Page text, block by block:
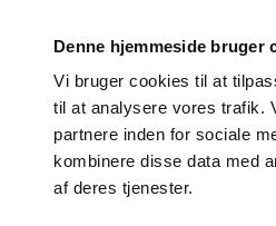
Denne hjemmeside bruger
Vi bruger cookies til at
til at analysere vores trafik.
partnere inden for sociale
kombinere disse data med
af deres tjenester.
Godkendelse og
Bivirkninger